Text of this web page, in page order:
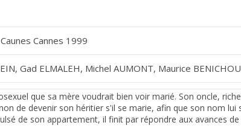
Cannes 1999
Gad ELMALEH, Michel AUMONT, Maurice BENICHOU